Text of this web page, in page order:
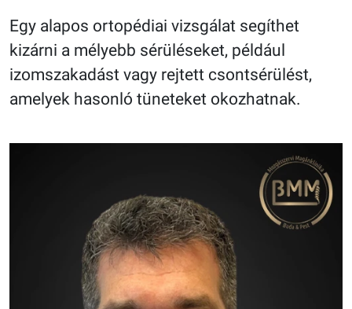
Egy alapos ortopédiai vizsgálat segíthet
kizárni a mélyebb sérüléseket, például
izomszakadást vagy rejtett csontsérülést,
amelyek hasonló tüneteket okozhatnak.